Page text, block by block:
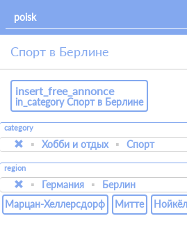
Спорт в Берлине
insert_free_annonce
in_category Спорт в Берлине
category
Хобби и отдых Спорт
region
Германия
Берлин
Марцан-Хеллерсдорф
Митте